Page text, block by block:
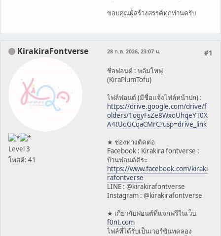
ขอบคุณผู้สร้างสรรค์ทุกท่านครับ
KirakiraFontverse
Level 3
โพสต์: 41
#1
28 ก.ค. 2026, 23:07 น.
ชื่อฟอนต์ : พลัมโทฟุ
(KiraPlumTofu)
ไฟล์ฟอนต์ (มีชื่อแจ้งไฟล์หน้าปก) :
https://drive.google.com/drive/f
olders/1ogyFsZe8WxoUhqeYT0X
A4tUqGCqaCMrC?usp=drive_link
★ ช่องทางติดต่อ
Facebook : Kirakira fontverse :
บ้านฟอนต์คิระ
https://www.facebook.com/kiraki
rafontverse
LINE : @kirakirafontverse
Instagram : @kirakirafontverse
★ เกี่ยวกับฟอนต์ที่แจกฟรีในเว็บ
f0nt.com
ไฟล์ที่ได้รับเป็นเวอร์ชันทดลอง